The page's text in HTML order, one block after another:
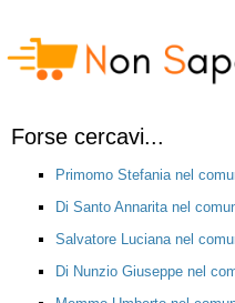
Forse cercavi...
Primomo Stefania nel
Di Santo Annarita nel
Salvatore Luciana nel
Di Nunzio Giuseppe nel